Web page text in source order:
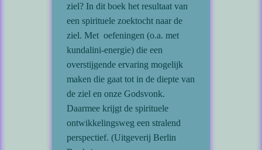
ziel? In dit boek het resultaat van
een spirituele zoektocht naar de
ziel. Met oefeningen (o.a. met
kundalini-energie) die een
overstijgende ervaring mogelijk
maken die gaat tot in de diepte van
de ziel en onze Godsvonk.
Daarmee krijgt de spirituele
ontwikkelingsweg een stralend
perspectief. (Uitgeverij Berlin